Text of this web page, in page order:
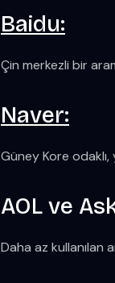
Baidu:
Çin merkezli bir
Naver:
Güney Kore
AOL ve
Daha az kullanılan